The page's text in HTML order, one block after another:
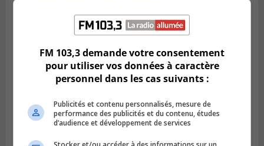
Publié le 2 août 2026 à 08h06
La Fête des parcs est de retour à Saint-
Bruno
FM 103,3 demande votre consentement
pour utiliser vos données à caractère
personnel dans les cas suivants :
Publicités et contenu personnalisés, mesure de
performance des publicités et du contenu, études
d’audience et développement de services